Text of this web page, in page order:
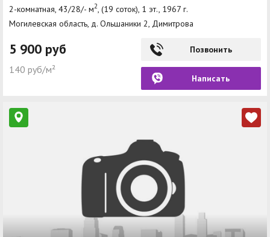
2-комнатная, 43/28/- м2, (19 соток), 1 эт., 1967 г.
Могилевская область, д. Ольшаники 2, Димитрова
5 900 руб
140 руб/м²
Позвонить
Написать